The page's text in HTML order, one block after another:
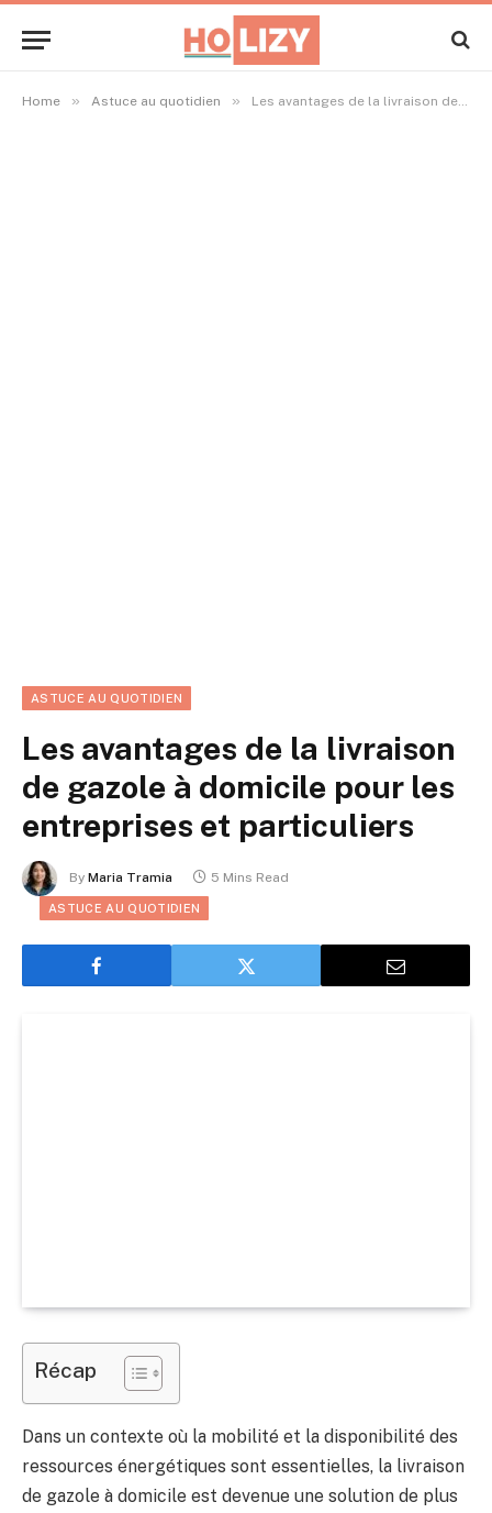
Home » Astuce au quotidien » Les avantages de la livraison de gazole à domicile pour les entreprises et particuliers
ASTUCE AU QUOTIDIEN
Les avantages de la livraison
de gazole à domicile pour les
entreprises et particuliers
By Maria Tramia 5 Mins Read
ASTUCE AU QUOTIDIEN
Récap
Dans un contexte où la mobilité et la disponibilité des
ressources énergétiques sont essentielles, la livraison
de gazole à domicile est devenue une solution de plus